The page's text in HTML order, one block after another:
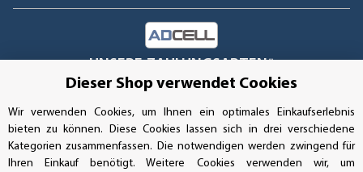
SSL-Verschlüsselung
Dieser Shop verwendet Cookies
Wir verwenden Cookies, um Ihnen ein optimales Einkaufserlebnis
bieten zu können. Diese Cookies lassen sich in drei verschiedene
Kategorien zusammenfassen. Die notwendigen werden zwingend für
Ihren Einkauf benötigt. Weitere Cookies verwenden wir, um